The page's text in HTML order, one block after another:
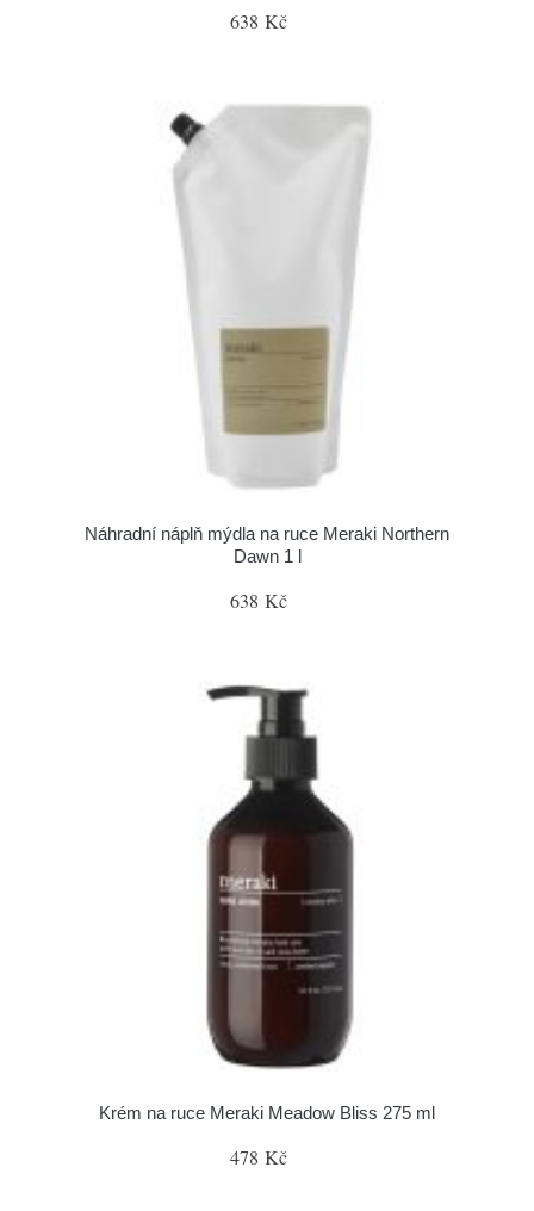
638 Kč
Náhradní náplň mýdla na ruce Meraki Northern
Dawn 1 l
638 Kč
Krém na ruce Meraki Meadow Bliss 275 ml
478 Kč